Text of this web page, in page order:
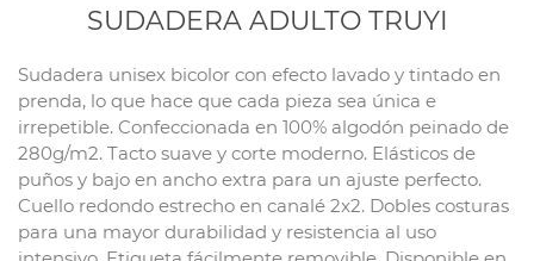
SUDADERA ADULTO TRUYI
Sudadera unisex bicolor con efecto lavado y tintado en
prenda, lo que hace que cada pieza sea única e
irrepetible. Confeccionada en 100% algodón peinado de
280g/m2. Tacto suave y corte moderno. Elásticos de
puños y bajo en ancho extra para un ajuste perfecto.
Cuello redondo estrecho en canalé 2x2. Dobles costuras
para una mayor durabilidad y resistencia al uso